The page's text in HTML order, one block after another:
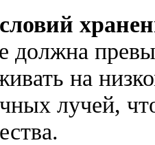
должна
на
лучей,